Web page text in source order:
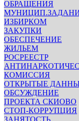
ОБРАЩЕНИЯ
ИЗБИРКОМ
ЗАКУПКИ
ОБЕСПЕЧЕНИЕ
ЖИЛЬЕМ
РОСРЕЕСТР
КОМИССИЯ
ОТКРЫТЫЕ
ОБСУЖДЕНИЕ
ПРОЕКТА СКИОВО
СТОП-КОРРУПЦИЯ
ЗАНЯТОСТЬ